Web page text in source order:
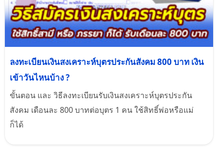
ลงทะเบียนเงินสงเคราะห์บุตรประกันสังคม 800 บาท เงิน
เข้าวันไหนบ้าง ?
ขั้นตอน และ วิธีลงทะเบียนรับเงินสงเคราะห์บุตรประกัน
สังคม เดือนละ 800 บาทต่อบุตร 1 คน ใช้สิทธิ์พ่อหรือแม่
ก็ได้